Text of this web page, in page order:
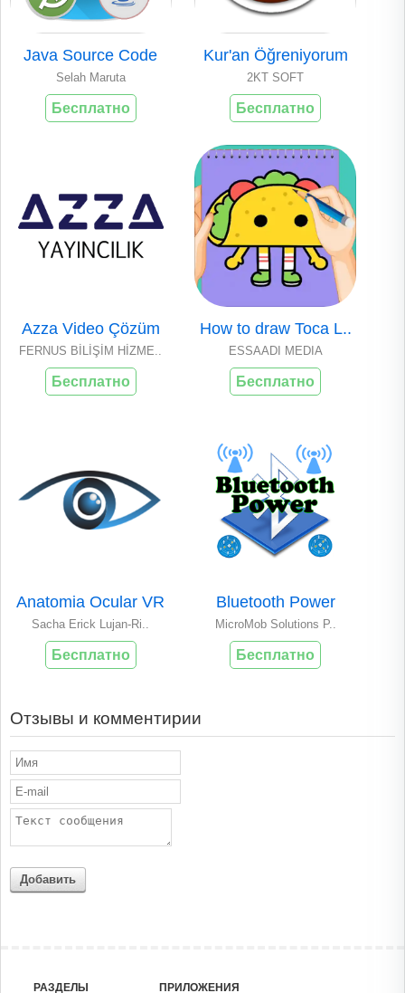
Java Source Code
Selah Maruta
Бесплатно
Kur'an Öğreniyorum
2KT SOFT
Бесплатно
Azza Video Çözüm
FERNUS BİLİŞİM HİZME..
Бесплатно
How to draw Toca L..
ESSAADI MEDIA
Бесплатно
Anatomia Ocular VR
Sacha Erick Lujan-Ri..
Бесплатно
Bluetooth Power
MicroMob Solutions P..
Бесплатно
Отзывы и комментирии
Добавить
РАЗДЕЛЫ ПРИЛОЖЕНИЯ